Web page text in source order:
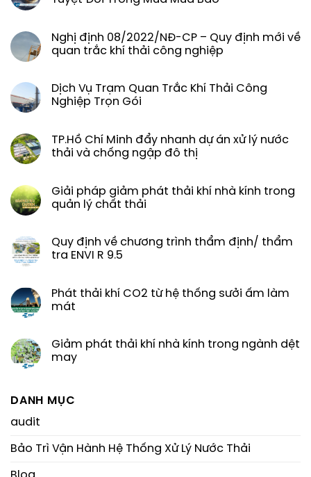
Nghị định 08/2022/NĐ-CP – Quy định mới về
quan trắc khí thải công nghiệp
Dịch Vụ Trạm Quan Trắc Khí Thải Công
Nghiệp Trọn Gói
TP.Hồ Chí Minh đẩy nhanh dự án xử lý nước
thải và chống ngập đô thị
Giải pháp giảm phát thải khí nhà kính trong
quản lý chất thải
Quy định về chương trình thẩm định/ thẩm
tra ENVI R 9.5
Phát thải khí CO2 từ hệ thống sưởi ấm làm
mát
Giảm phát thải khí nhà kính trong ngành dệt
may
DANH MỤC
audit
Bảo Trì Vận Hành Hệ Thống Xử Lý Nước Thải